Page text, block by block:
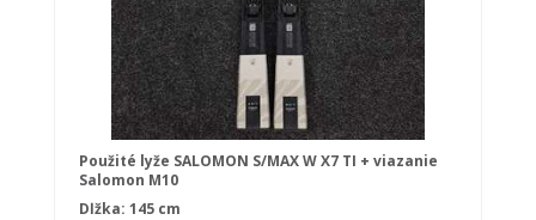
Použité lyže SALOMON S/MAX W X7 TI + viazanie
Salomon M10
Dĺžka: 145 cm